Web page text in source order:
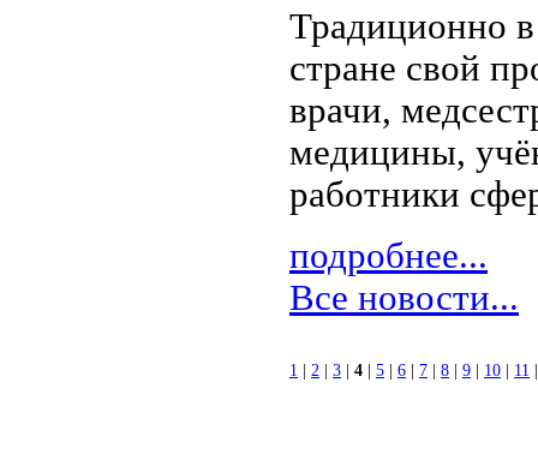
Традиционно
стране свой
врачи,
медицины,
работники
подробнее...
Все новости...
1 2 3 4 5 6 7 8 9 10 11